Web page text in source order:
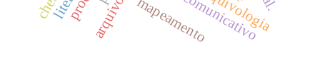
mapeamento